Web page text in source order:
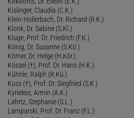
Kislinger, Claudia (C.K.)
Klein-Hollerbach, Dr. Richard (R.K.)
Klonk, Dr. Sabine (S.Kl.)
Kluge, Prof. Dr. Friedrich (F.K.)
König, Dr. Susanne (S.Kö.)
Körner, Dr. Helge (H.Kör.)
Kössel (†), Prof. Dr. Hans (H.K.)
Kühnle, Ralph (R.Kü.)
Kuss (†), Prof. Dr. Siegfried (S.K.)
Kyrieleis, Armin (A.K.)
Lahrtz, Stephanie (S.L.)
Lamparski, Prof. Dr. Franz (F.L.)